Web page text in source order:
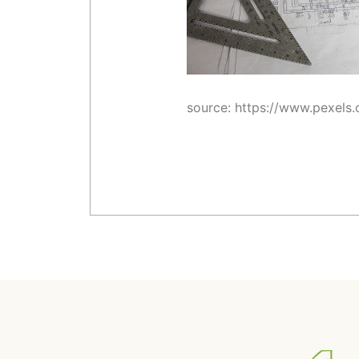
source: https://